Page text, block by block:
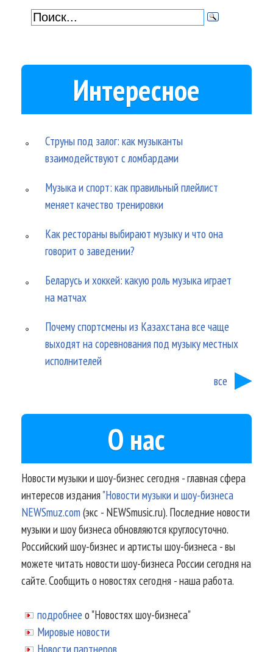
Интересное
Струны под залог: как музыканты
взаимодействуют с ломбардами
Музыка и спорт: как правильный плейлист
меняет качество тренировки
Как рестораны выбирают музыку и что она
говорит о заведении?
Беларусь и хоккей: какую роль музыка играет
на матчах
Почему спортсмены из Казахстана все чаще
выходят на соревнования под музыку местных
исполнителей
все
О нас
Новости музыки и шоу-бизнес сегодня - главная сфера
интересов издания"Новости музыки и шоу-бизнеса
NEWSmuz.com(экс - NEWSmusic.ru). Последние новости
музыки и шоу бизнеса обновляются круглосуточно.
Российский шоу-бизнес и артисты шоу-бизнеса - вы
можете читать новости шоу-бизнеса России сегодня на
сайте. Сообщить о новостях сегодня - наша работа.
подробнее о "Новостях шоу-бизнеса"
Мировые новости
Новости партнеров